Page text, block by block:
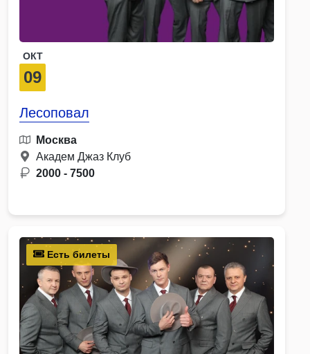
ОКТ
09
Лесоповал
Москва
Академ Джаз Клуб
2000 - 7500
Есть билеты